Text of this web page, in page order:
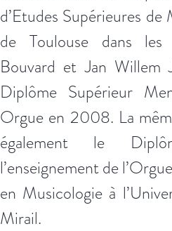
d’Etudes Supérieures
de Toulouse dans
Bouvard et Jan Willem
Diplôme Supérieur
Orgue en 2008. La
également le
l’enseignement de
en Musicologie à
Mirail.